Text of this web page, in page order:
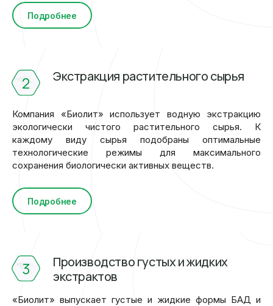
Подробнее
2 Экстракция растительного сырья
Компания «Биолит» использует водную экстракцию
экологически чистого растительного сырья. К
каждому виду сырья подобраны оптимальные
технологические режимы для максимального
сохранения биологически активных веществ.
Подробнее
3
Производство густых и жидких
экстрактов
«Биолит» выпускает густые и жидкие формы БАД и